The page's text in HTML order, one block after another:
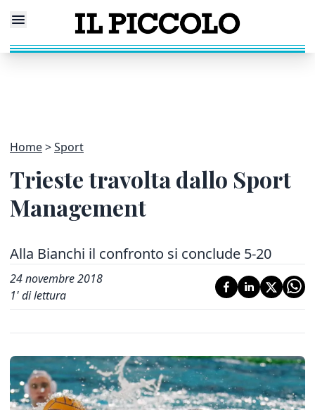
Home Sport
Trieste travolta dallo Sport
Management
Alla Bianchi il confronto si conclude 5-20
24 novembre 2018
1' di lettura